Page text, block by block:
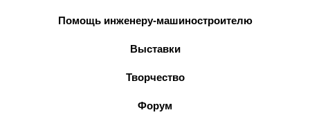
Помощь инженеру-машиностроителю
Выставки
Творчество
Форум